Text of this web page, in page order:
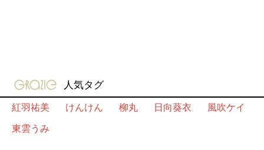
gravure-grazie
人気タグ
紅羽祐美
けんけん 柳丸 日向葵衣
風吹ケイ
東雲うみ